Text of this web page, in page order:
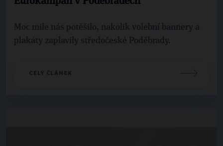
Moc mile nás potěšilo, nakolik volební bannery a
plakáty zaplavily středočeské Poděbrady.
CELÝ ČLÁNEK